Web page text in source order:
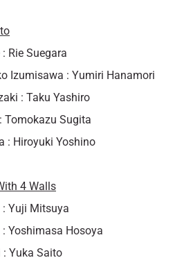
Rie Suegara
Izumisawa : Yumiri Hanamori
: Taku Yashiro
Tomokazu Sugita
: Hiroyuki Yoshino
4 Walls
Yuji Mitsuya
: Yoshimasa Hosoya
: Yuka Saito